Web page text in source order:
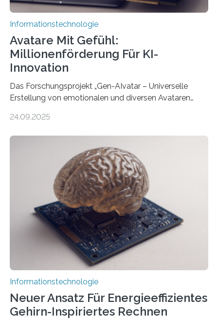
Informationstechnologie
Avatare Mit Gefühl:
Millionenförderung Für KI-
Innovation
Das Forschungsprojekt „Gen-AIvatar – Universelle
Erstellung von emotionalen und diversen Avataren
Förderung in Höhe von rund 2 Millionen Euro. Dabei
der MindPort GmbH eine neuartige, KI-gestützte
Lösung zur Erzeugung von Emotionen für realistische
Avatare. Gen-AIvatar entwickelt innovative und
kosteneffiziente Methoden, um lebensechte Avatare zu
erstellen. „Besonders wichtig ist uns eine ganzheitliche
Animation, bei der Stimme, Körperbewegung, Gestik
und Mimik im Einklang sind…
24.09.2025
Informationstechnologie
Neuer Ansatz Für Energieeffizientes
Gehirn-Inspiriertes Rechnen